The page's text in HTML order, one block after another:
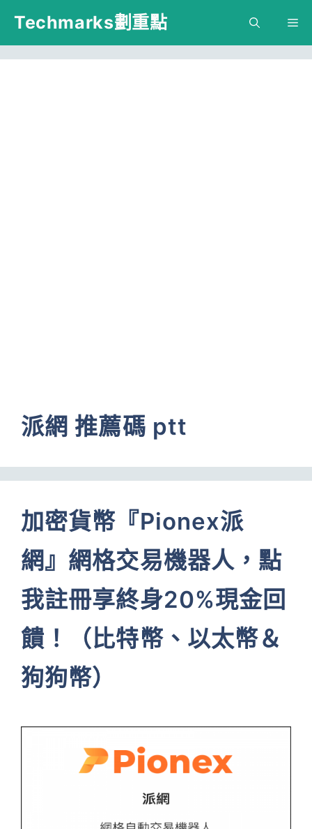
跳
主
Techmarks劃重點
派網 推薦碼 ptt
加密貨幣『Pionex派
網』網格交易機器人，點
我註冊享終身20%現金回
饋！（比特幣、以太幣＆
狗狗幣）